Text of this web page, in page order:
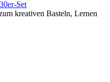
Set
kreativen Basteln, Lernen